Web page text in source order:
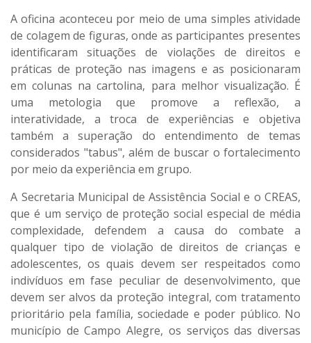
A oficina aconteceu por meio de uma simples atividade
de colagem de figuras, onde as participantes presentes
identificaram situações de violações de direitos e
práticas de proteção nas imagens e as posicionaram
em colunas na cartolina, para melhor visualização. É
uma metologia que promove a reflexão, a
interatividade, a troca de experiências e objetiva
também a superação do entendimento de temas
considerados "tabus", além de buscar o fortalecimento
por meio da experiência em grupo.
A Secretaria Municipal de Assistência Social e o CREAS,
que é um serviço de proteção social especial de média
complexidade, defendem a causa do combate a
qualquer tipo de violação de direitos de crianças e
adolescentes, os quais devem ser respeitados como
indivíduos em fase peculiar de desenvolvimento, que
devem ser alvos da proteção integral, com tratamento
prioritário pela família, sociedade e poder público. No
município de Campo Alegre, os serviços das diversas